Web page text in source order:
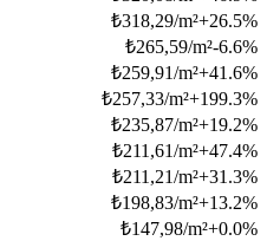
₺318,29/m²+26.5%
₺265,59/m²-6.6%
₺259,91/m²+41.6%
₺257,33/m²+199.3%
₺235,87/m²+19.2%
₺211,61/m²+47.4%
₺211,21/m²+31.3%
₺198,83/m²+13.2%
₺147,98/m²+0.0%